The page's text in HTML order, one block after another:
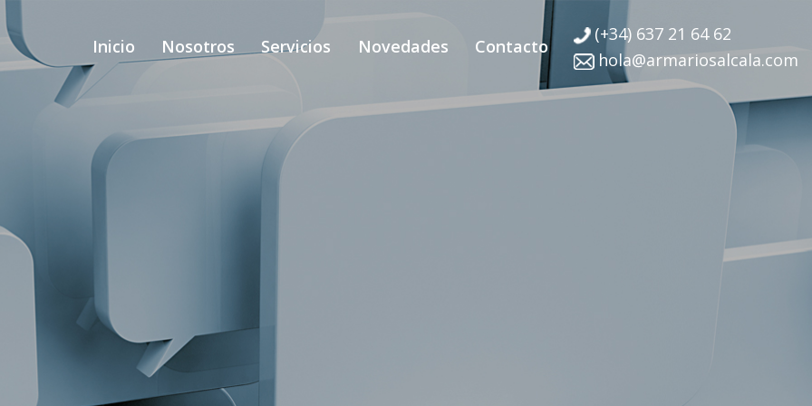
Inicio Nosotros Servicios Novedades Contacto
(+34) 637 21 64 62
hola@armariosalcala.com